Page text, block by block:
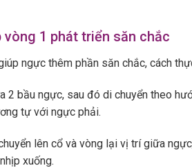
1 phát triển săn chắc
ngực thêm phần săn chắc, cách
2 bầu ngực, sau đó di chuyển theo
tự với ngực phải.
lên cổ và vòng lại vị trí giữa
xuống.